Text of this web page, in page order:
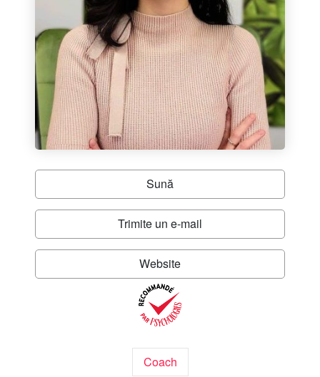
Sună
Trimite un e-mail
Website
Coach